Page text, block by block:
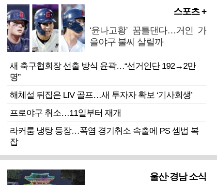
스포츠 +
‘윤나고황’ 꿈틀댄다…거인 가
을야구 불씨 살릴까
새 축구협회장 선출 방식 윤곽…“선거인단 192→2만
명”
해체설 뒤집은 LIV 골프…새 투자자 확보 ‘기사회생’
프로야구 취소…11일부터 재개
라커룸 냉탕 등장…폭염 경기취소 속출에 PS 셈법 복
잡
울산·경남 소식